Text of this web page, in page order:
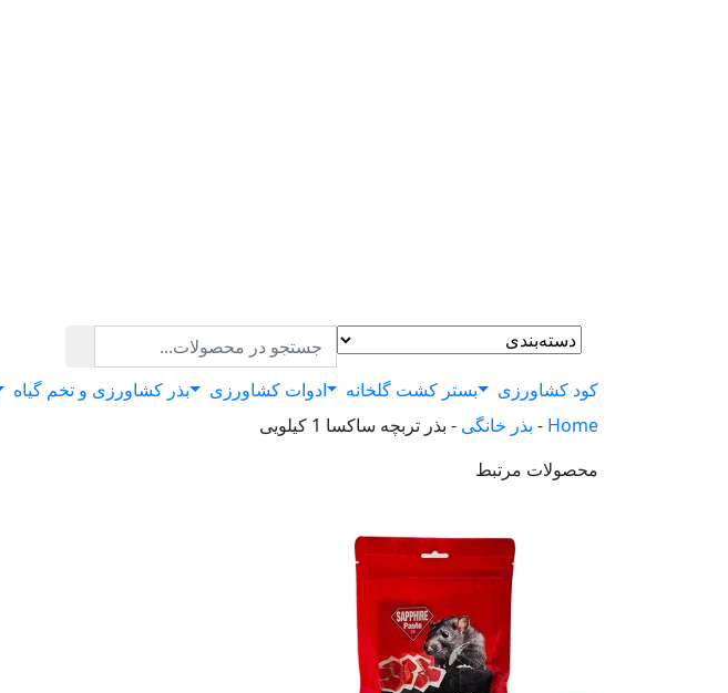
کود کشاورزی
بستر کشت گلخانه ادوات کشاورزی بذر کشاورزی و تخم گیاه
Home
- بذر خانگی - بذر تربچه ساکسا 1 کیلویی
محصولات مرتبط